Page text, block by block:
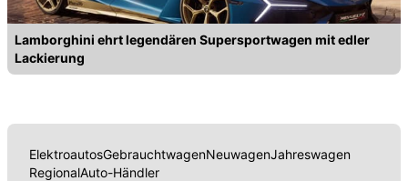
Lamborghini ehrt legendären Supersportwagen mit edler
Lackierung
ElektroautosGebrauchtwagenNeuwagenJahreswagen
RegionalAuto-Händler